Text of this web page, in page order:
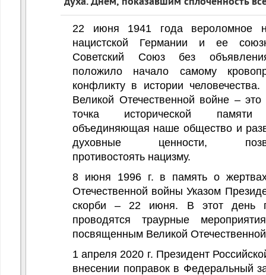
нностей ЗОЖ
22 июня 1941 года вероломное
нацистской Германии и ее
Советский Союз без
положило начало самому
конфликту в истории
Великой Отечественной войне – это
точка исторической памяти
объединяющая наше общество и
духовные ценности,
противостоять нацизму.
8 июня 1996 г. в память о
Отечественной войны Указом
скорби – 22 июня. В этот день
проводятся траурные
посвященным Великой
1 апреля 2020 г. Президент
внесении поправок в Федеральный